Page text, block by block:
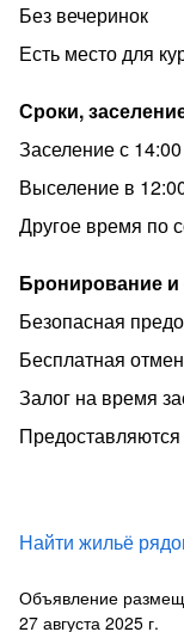
Без вечеринок
Есть место для
Сроки,
Заселение с 14:00
Выселение в
Другое время по
Бронирование и
Безопасная
Бесплатная
Залог на время
Найти жильё
Объявление
27 августа 2025 г.